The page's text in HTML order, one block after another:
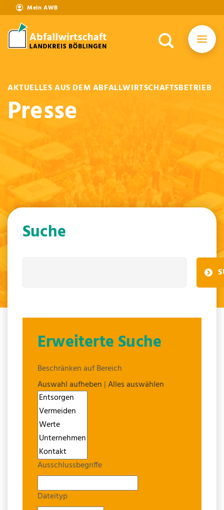
Mein AWB
AKTUELLES AUS DEM ABFALLWIRTSCHAFTSBETRIEB
Presse
Suche
Erweiterte Suche
Beschränken auf Bereich
Auswahl aufheben |Alles auswählen
Ausschlussbegriffe
Dateityp